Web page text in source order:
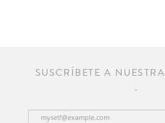
SUSCRÍBETE A